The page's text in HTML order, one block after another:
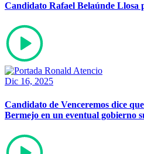
Candidato Rafael Belaúnde Llosa
Dic 16, 2025
Candidato de Venceremos dice
Bermejo en un eventual gobierno